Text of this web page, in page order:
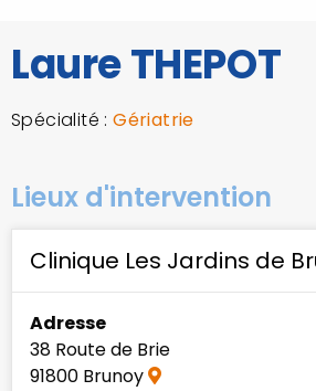
Laure THEPOT
Spécialité :Gériatrie
Lieux d'intervention
Clinique Les Jardins de
Adresse
38 Route de Brie
91800 Brunoy